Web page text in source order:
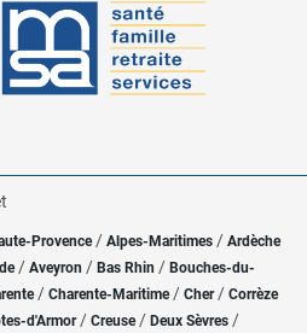
Provence / Alpes-Maritimes / Ardèche
/ Aveyron / Bas Rhin / Bouches-du-
/ Charente-Maritime/ Cher / Corrèze
d'Armor/ Creuse/ Deux Sèvres /